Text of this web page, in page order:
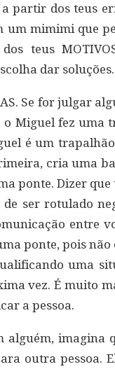
partir dos teus
mimimi que
dos teus
dar
Se for julgar
o Miguel fez
é um
cria uma
ponte. Dizer que
ser rotulado
entre
ponte, pois não
uma
vez. É muito
a pessoa.
alguém, imagina
outra pessoa.